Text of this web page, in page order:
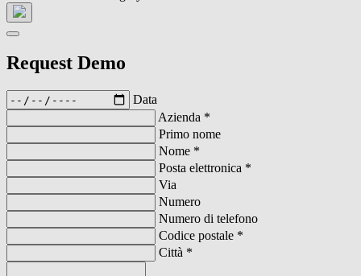
Request Demo
Data
Azienda *
Primo nome
Nome *
Posta elettronica *
Via
Numero
Numero di telefono
Codice postale *
Città *